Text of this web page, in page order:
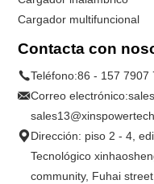
Cargador multifuncional
Contacta con
Teléfono:86 - 157 7907
Correo electrónico:
Dirección: piso 2 - 4,
Tecnológico
community, Fuhai